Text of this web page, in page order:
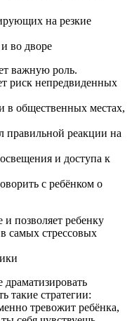
на резкие
во дворе
важную роль.
риск непредвиденных
в общественных местах,
правильной реакции на
и доступа к
с ребёнком о
позволяет ребенку
самых стрессовых
такие стратегии:
тревожит ребёнка,